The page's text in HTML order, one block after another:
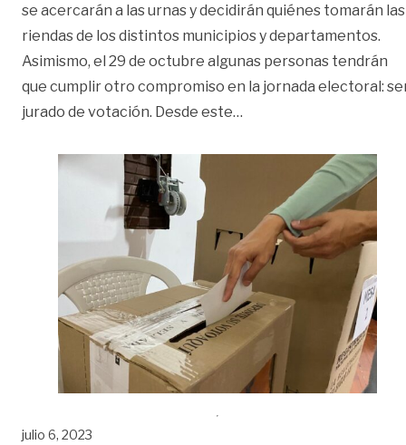
se acercarán a las urnas y decidirán quiénes tomarán las
riendas de los distintos municipios y departamentos.
Asimismo, el 29 de octubre algunas personas tendrán
que cumplir otro compromiso en la jornada electoral:
jurado de votación. Desde este…
julio 6, 2023